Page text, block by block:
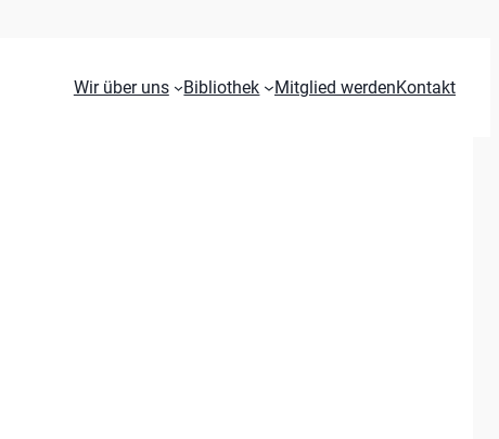
Wir über uns Bibliothek Mitglied werdenKontakt